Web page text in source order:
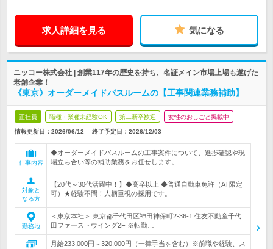
求人詳細を見る 気になる
ニッコー株式会社 | 創業117年の歴史を持ち、名証メイン市場上場も遂げた
老舗企業！
《東京》オーダーメイドバスルームの【工事関連業務補助】
正社員 職種・業種未経験OK 第二新卒歓迎 女性のおしごと掲載中
情報更新日：2026/06/12 終了予定日： 2026/12/03
仕事内容
◆オーダーメイドバスルームの工事案件について、進捗確認や現
場立ち合い等の補助業務をお任せします。
対象と
なる方
【20代～30代活躍中！】◆高卒以上 ◆普通自動車免許（AT限定
可）★経験不問！人柄重視の採用です。
勤務地
＜東京本社＞ 東京都千代田区神田神保町2-36-1 住友不動産千代
田ファーストウイング2F ※転勤…
月給233,000円～320,000円（一律手当を含む）※前職や経験、ス